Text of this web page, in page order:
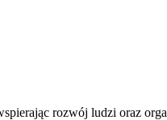
rozwój ludzi oraz